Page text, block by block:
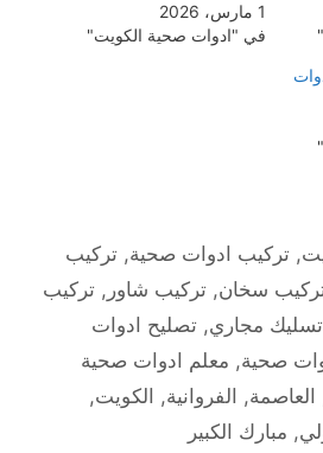
1 مارس، 2026
في "ادوات صحية الكويت"
,تركيب ادوات صحية,تركيب
سخان, تركيب شاور , تركيب
تسليك مجاري, تصليح ادوات
صحية, معلم ادوات صحية
العاصمة, الفروانية, الكويت,
, مبارك الكبير